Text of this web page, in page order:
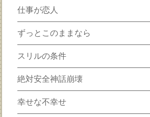
仕事が恋人
ずっとこのままなら
スリルの条件
絶対安全神話崩壊
幸せな不幸せ